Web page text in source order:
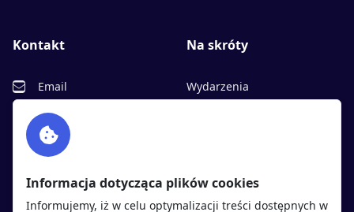
Kontakt
Email
Facebook
Twitter
Na skróty
Wydarzenia
Polityka cookies
Polityka prywatności
Informacja dotycząca plików cookies
Informujemy, iż w celu optymalizacji treści dostępnych w